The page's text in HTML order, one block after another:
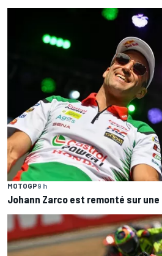
MOTOGP9 h
Johann Zarco est remonté sur une